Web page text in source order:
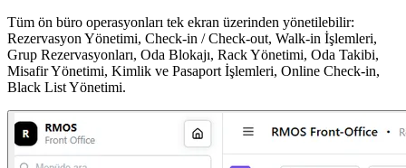
Tüm ön büro operasyonları tek ekran üzerinden yönetilebilir:
Rezervasyon Yönetimi, Check-in / Check-out, Walk-in İşlemleri,
Grup Rezervasyonları, Oda Blokajı, Rack Yönetimi, Oda Takibi,
Misafir Yönetimi, Kimlik ve Pasaport İşlemleri, Online Check-in,
Black List Yönetimi.